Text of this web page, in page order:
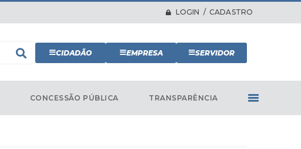
LOGIN / CADASTRO
CIDADÃO EMPRESA SERVIDOR
CONCESSÃO PÚBLICA TRANSPARÊNCIA